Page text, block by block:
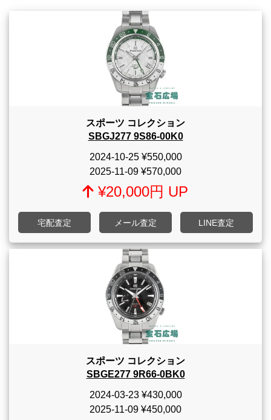
スポーツ コレクション
SBGJ277 9S86-00K0
2024-10-25¥550,000
2025-11-09 ¥570,000
¥20,000円 UP
宅配査定 メール査定 LINE査定
スポーツ コレクション
SBGE277 9R66-0BK0
2024-03-23¥430,000
2025-11-09 ¥450,000